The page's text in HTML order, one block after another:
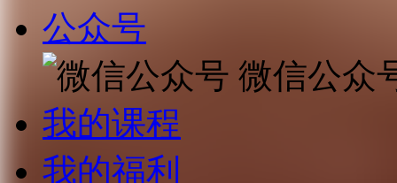
公众号
微信公众
我的课程
我的福利